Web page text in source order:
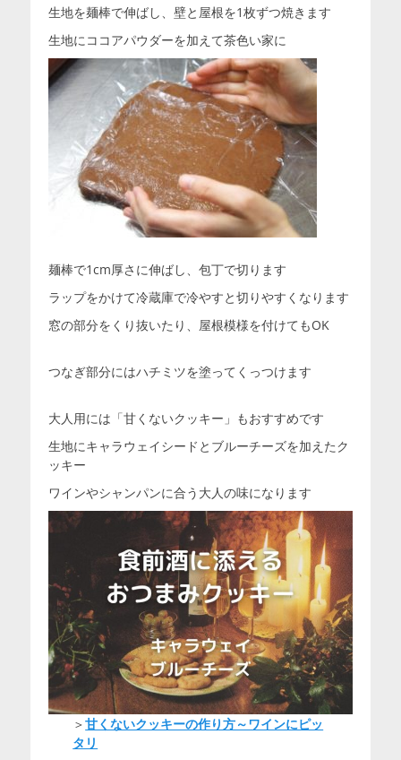
生地を麺棒で伸ばし、壁と屋根を1枚ずつ焼きます
生地にココアパウダーを加えて茶色い家に
麺棒で1cm厚さに伸ばし、包丁で切ります
ラップをかけて冷蔵庫で冷やすと切りやすくなります
窓の部分をくり抜いたり、屋根模様を付けてもOK
つなぎ部分にはハチミツを塗ってくっつけます
大人用には「甘くないクッキー」もおすすめです
生地にキャラウェイシードとブルーチーズを加えたク
ッキー
ワインやシャンパンに合う大人の味になります
＞甘くないクッキーの作り方～ワインにピッ
タリ